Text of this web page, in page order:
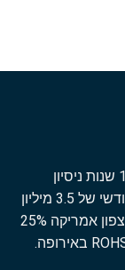
חלוץ בתצוגות לד שקופות שקופות בסין עם 10 שנות ניסיון
בייצור. הכנסה שנתית: 3 מיליון דולר – ייצור חודשי של 3.5 מיליון
דולר : על אודות 20,000 יח 'למעלה 2 שווקים: צפון אמריקה 25%